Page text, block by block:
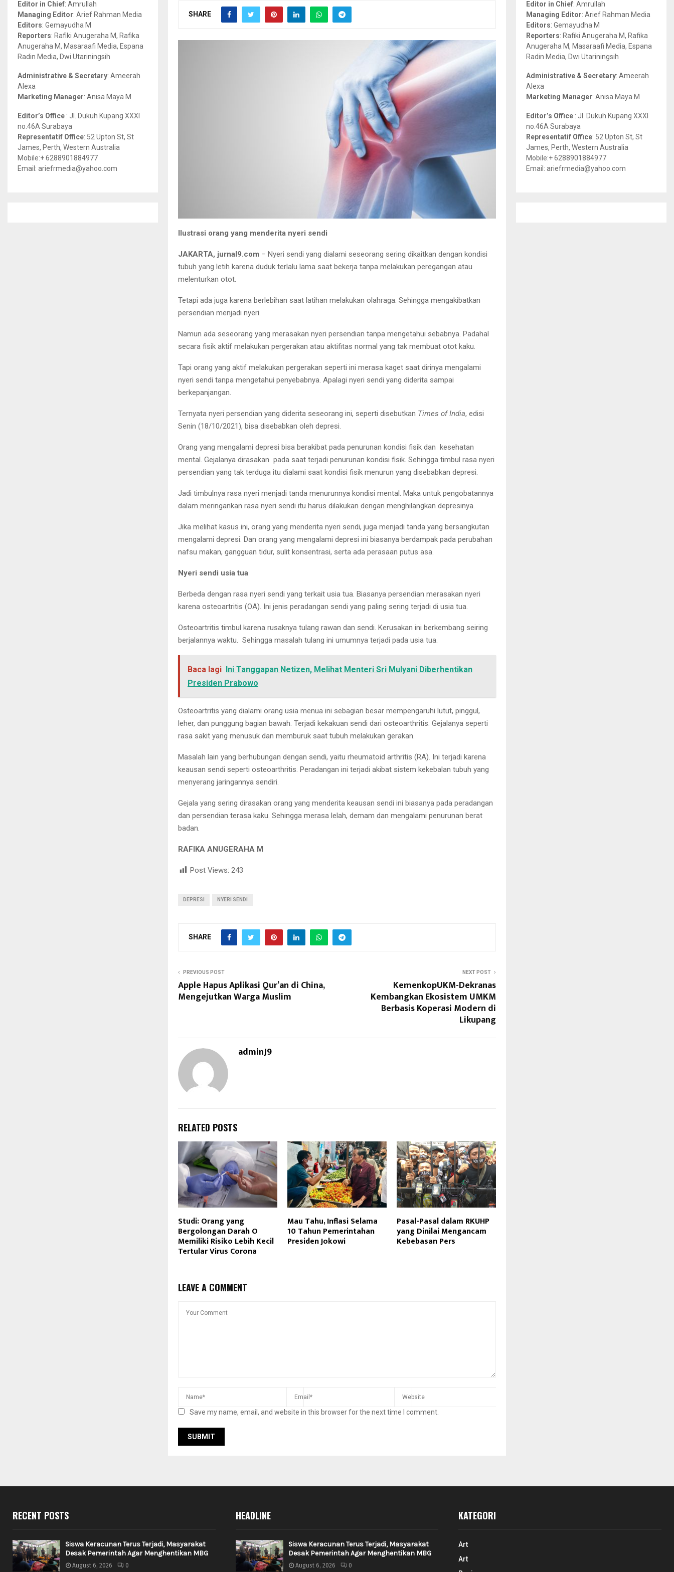
SHARE
Ilustrasi orang yang menderita nyeri sendi
JAKARTA, jurnal9.com – Nyeri sendi yang dialami seseorang sering dikaitkan dengan kondisi
tubuh yang letih karena duduk terlalu lama saat bekerja tanpa melakukan peregangan atau
melenturkan otot.
Tetapi ada juga karena berlebihan saat latihan melakukan olahraga. Sehingga mengakibatkan
persendian menjadi nyeri.
Namun ada seseorang yang merasakan nyeri persendian tanpa mengetahui sebabnya. Padahal
secara fisik aktif melakukan pergerakan atau aktifitas normal yang tak membuat otot kaku.
Tapi orang yang aktif melakukan pergerakan seperti ini merasa kaget saat dirinya mengalami
nyeri sendi tanpa mengetahui penyebabnya. Apalagi nyeri sendi yang diderita sampai
berkepanjangan.
Ternyata nyeri persendian yang diderita seseorang ini, seperti disebutkan Times of India, edisi
Senin (18/10/2021), bisa disebabkan oleh depresi.
Orang yang mengalami depresi bisa berakibat pada penurunan kondisi fisik dan kesehatan
mental. Gejalanya dirasakan pada saat terjadi penurunan kondisi fisik. Sehingga timbul rasa nyeri
persendian yang tak terduga itu dialami saat kondisi fisik menurun yang disebabkan depresi.
Jadi timbulnya rasa nyeri menjadi tanda menurunnya kondisi mental. Maka untuk pengobatannya
dalam meringankan rasa nyeri sendi itu harus dilakukan dengan menghilangkan depresinya.
Jika melihat kasus ini, orang yang menderita nyeri sendi, juga menjadi tanda yang bersangkutan
mengalami depresi. Dan orang yang mengalami depresi ini biasanya berdampak pada perubahan
nafsu makan, gangguan tidur, sulit konsentrasi, serta ada perasaan putus asa.
Nyeri sendi usia tua
Berbeda dengan rasa nyeri sendi yang terkait usia tua. Biasanya persendian merasakan nyeri
karena osteoartritis (OA). Ini jenis peradangan sendi yang paling sering terjadi di usia tua.
Osteoartritis timbul karena rusaknya tulang rawan dan sendi. Kerusakan ini berkembang seiring
berjalannya waktu. Sehingga masalah tulang ini umumnya terjadi pada usia tua.
Baca lagi Ini Tanggapan Netizen, Melihat Menteri Sri Mulyani Diberhentikan
Presiden Prabowo
Osteoartritis yang dialami orang usia menua ini sebagian besar mempengaruhi lutut, pinggul,
leher, dan punggung bagian bawah. Terjadi kekakuan sendi dari osteoarthritis. Gejalanya seperti
rasa sakit yang menusuk dan memburuk saat tubuh melakukan gerakan.
Masalah lain yang berhubungan dengan sendi, yaitu rheumatoid arthritis (RA). Ini terjadi karena
keausan sendi seperti osteoarthritis. Peradangan ini terjadi akibat sistem kekebalan tubuh yang
menyerang jaringannya sendiri.
Gejala yang sering dirasakan orang yang menderita keausan sendi ini biasanya pada peradangan
dan persendian terasa kaku. Sehingga merasa lelah, demam dan mengalami penurunan berat
badan.
RAFIKA ANUGERAHA M
Post Views: 243
DEPRESI NYERI SENDI
SHARE
PREVIOUS POST
Apple Hapus Aplikasi Qur’an di China,
Mengejutkan Warga Muslim
NEXT POST
KemenkopUKM-Dekranas
Kembangkan Ekosistem UMKM
Berbasis Koperasi Modern di
Likupang
adminJ9
RELATED POSTS
Studi: Orang yang
Bergolongan Darah O
Memiliki Risiko Lebih Kecil
Tertular Virus Corona
Mau Tahu, Inflasi Selama
10 Tahun Pemerintahan
Presiden Jokowi
Pasal-Pasal dalam RKUHP
yang Dinilai Mengancam
Kebebasan Pers
LEAVE A COMMENT
Save my name, email, and website in this browser for the next time I comment.
r
:
R
H
Editor in Chief: Amrullah
Managing Editor: Arief Rahman Media
Editors: Gemayudha M
Reporters: Rafiki Anugeraha M, Rafika
Anugeraha M, Masaraafi Media, Espana
Radin Media, Dwi Utariningsih
Administrative & Secretary: Ameerah
Alexa
Marketing Manager: Anisa Maya M
Editor’s Office : Jl. Dukuh Kupang XXXI
no.46A Surabaya
Representatif Office: 52 Upton St, St
James, Perth, Western Australia
Mobile:+ 6288901884977
Email: ariefrmedia@yahoo.com
r
:
R
H
Editor in Chief: Amrullah
Managing Editor: Arief Rahman Media
Editors: Gemayudha M
Reporters: Rafiki Anugeraha M, Rafika
Anugeraha M, Masaraafi Media, Espana
Radin Media, Dwi Utariningsih
Administrative & Secretary: Ameerah
Alexa
Marketing Manager: Anisa Maya M
Editor’s Office : Jl. Dukuh Kupang XXXI
no.46A Surabaya
Representatif Office: 52 Upton St, St
James, Perth, Western Australia
Mobile:+ 6288901884977
Email: ariefrmedia@yahoo.com
RECENT POSTS
Siswa Keracunan Terus Terjadi, Masyarakat
Desak Pemerintah Agar Menghentikan MBG
August 6, 2026 0
HEADLINE
Siswa Keracunan Terus Terjadi, Masyarakat
Desak Pemerintah Agar Menghentikan MBG
August 6, 2026 0
KATEGORI
Art
Art